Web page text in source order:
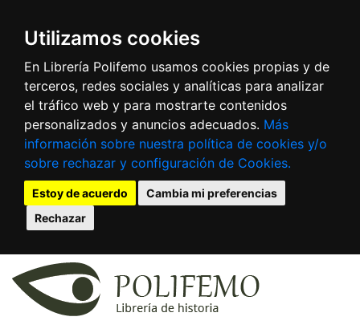
Utilizamos cookies
En Librería Polifemo usamos cookies propias y de
terceros, redes sociales y analíticas para analizar
el tráfico web y para mostrarte contenidos
personalizados y anuncios adecuados. Más
información sobre nuestra política de cookies y/o
sobre rechazar y configuración de Cookies.
Estoy de acuerdo
Cambia mi preferencias
Rechazar